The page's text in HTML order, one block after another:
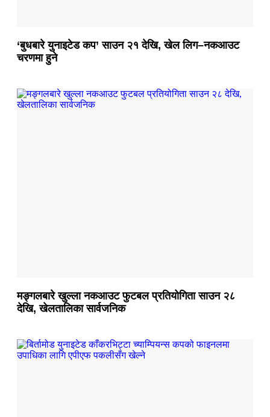
‘बुधबारे युनाइटेड कप’ साउन २१ देखि, खेल लिग–नकआउट
चरणमा हुने
मङ्गलबारे खुल्ला नकआउट फुटबल प्रतियोगिता साउन २८
देखि, खेलतालिका सार्वजनिक